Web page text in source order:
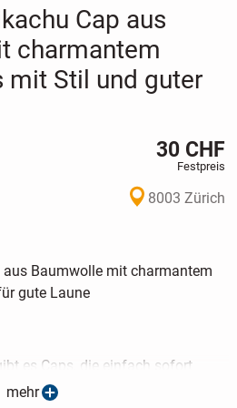
Cap aus
charmantem
mit Stil und guter
30 CHF
Festpreis
8003 Zürich
aus Baumwolle mit charmantem
gute Laune
es Caps, die einfach sofort
mehr